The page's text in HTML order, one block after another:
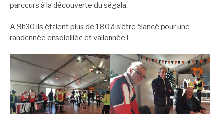
parcours à la découverte du ségala.
A 9h30 ils étaient plus de 180 à s’être élancé pour une
randonnée ensoleillée et vallonnée !